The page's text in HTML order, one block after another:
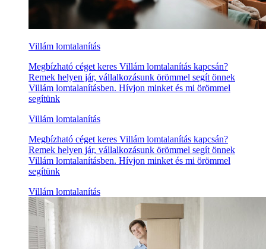
Villám lomtalanítás
Megbízható céget keres Villám lomtalanítás kapcsán?
Remek helyen jár, vállalkozásunk örömmel segít önnek
Villám lomtalanításben. Hívjon minket és mi örömmel
segítünk
Villám lomtalanítás
Megbízható céget keres Villám lomtalanítás kapcsán?
Remek helyen jár, vállalkozásunk örömmel segít önnek
Villám lomtalanításben. Hívjon minket és mi örömmel
segítünk
Villám lomtalanítás